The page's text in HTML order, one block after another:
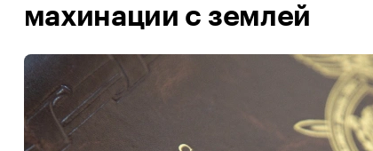
махинации с землей